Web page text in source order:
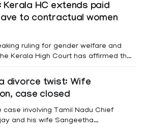
Kerala HC extends paid
to contractual women
ruling for gender welfare and
Kerala High Court has affirmed that
paid medical leave following
under the Kerala Service Rules
divorce twist: Wife
case closed
case involving Tamil Nadu Chief
and his wife Sangeetha